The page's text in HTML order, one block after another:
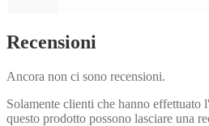
Recensioni
Ancora non ci sono recensioni.
Solamente clienti che hanno effettuato
questo prodotto possono lasciare una